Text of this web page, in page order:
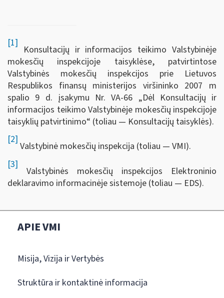
[1]
Konsultacijų ir informacijos teikimo Valstybinėje
mokesčių inspekcijoje taisyklėse, patvirtintose
Valstybinės mokesčių inspekcijos prie Lietuvos
Respublikos finansų ministerijos viršininko 2007 m
spalio 9 d. įsakymu Nr. VA-66 „Dėl Konsultacijų ir
informacijos teikimo Valstybinėje mokesčių inspekcijoje
taisyklių patvirtinimo“ (toliau — Konsultacijų taisyklės).
[2]
Valstybinė mokesčių inspekcija (toliau — VMI).
[3]
Valstybinės mokesčių inspekcijos Elektroninio
deklaravimo informacinėje sistemoje (toliau — EDS).
APIE VMI
Misija, Vizija ir Vertybės
Struktūra ir kontaktinė informacija